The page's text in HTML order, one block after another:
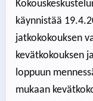
käynnistää
jatkokokouksen
kevätkokouksen
loppuun
mukaan